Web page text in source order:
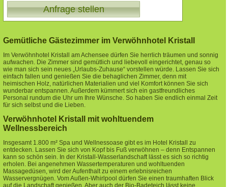
Anfrage stellen
Gemütliche Gästezimmer im Verwöhnhotel Kristall
Im Verwöhnhotel Kristall am Achensee dürfen Sie herrlich träumen und sonnig
aufwachen. Die Zimmer sind gemütlich und liebevoll eingerichtet, genau so
wie man sich sein neues „Urlaubs-Zuhause“ vorstellen würde. Lassen Sie sich
einfach fallen und genießen Sie die behaglichen Zimmer, denn mit
heimischen Holz, natürlichen Materialien und viel Komfort können Sie sich
wunderbar entspannen. Außerdem kümmert sich ein gastfreundliches
Personal rundum die Uhr um Ihre Wünsche. So haben Sie endlich einmal Zeit
für sich selbst und die Lieben.
Verwöhnhotel Kristall mit wohltuendem
Wellnessbereich
Insgesamt 1.800 m² Spa und Wellnessoase gibt es im Hotel Kristall zu
entdecken. Lassen Sie sich von Kopf bis Fuß verwöhnen – denn Entspannen
kann so schön sein. In der Kristall-Wasserlandschaft lässt es sich so richtig
erholen. Bei angenehmen Wassertemperaturen und wohltuenden
Massagedüsen, wird der Aufenthalt zu einem erlebnisreichen
Wasservergnügen. Vom Außen-Whirlpool dürfen Sie einen traumhaften Blick
auf die Landschaft genießen. Aber auch der Bio-Badeteich lässt keine